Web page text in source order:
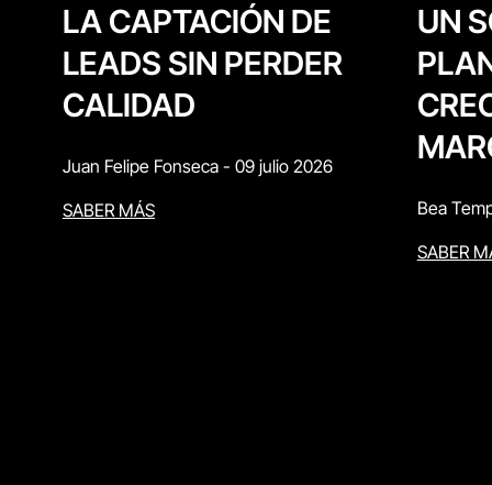
LA CAPTACIÓN DE
LEADS SIN PERDER
CALIDAD
Juan Felipe Fonseca - 09 julio 2026
SABER MÁS
UN
Bea
SABER